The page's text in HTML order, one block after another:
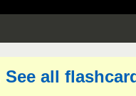
See all